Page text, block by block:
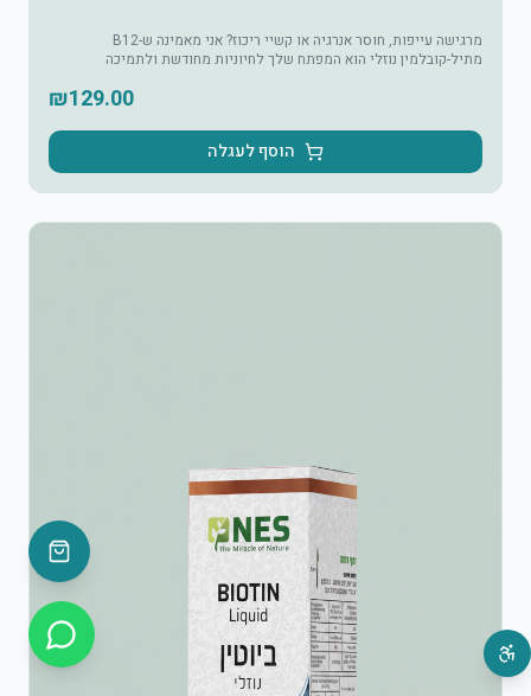
מרגישה עייפות, חוסר אנרגיה או קשיי ריכוז? אני מאמינה ש-B12
מתיל-קובלמין נוזלי הוא המפתח שלך לחיוניות מחודשת ולתמיכה
₪129.00
הוסף לעגלה